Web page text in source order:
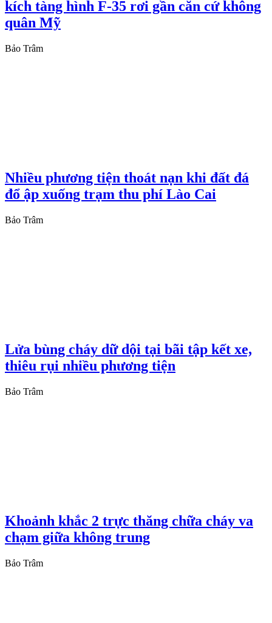
kích tàng hình F-35 rơi gần căn cứ không
quân Mỹ
Bảo Trâm
Nhiều phương tiện thoát nạn khi đất đá
đổ ập xuống trạm thu phí Lào Cai
Bảo Trâm
Lửa bùng cháy dữ dội tại bãi tập kết xe,
thiêu rụi nhiều phương tiện
Bảo Trâm
Khoảnh khắc 2 trực thăng chữa cháy va
chạm giữa không trung
Bảo Trâm